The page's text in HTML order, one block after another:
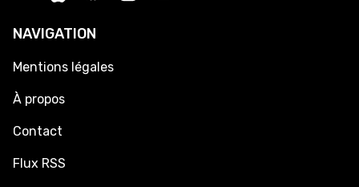
NAVIGATION
Mentions légales
À propos
Contact
Flux RSS